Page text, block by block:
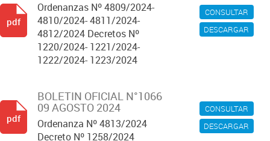
CONSULTAR
DESCARGAR
Ordenanzas Nº 4809/2024-
4810/2024- 4811/2024-
4812/2024 Decretos Nº
1220/2024- 1221/2024-
1222/2024- 1223/2024
pdf
CONSULTAR
DESCARGAR
BOLETIN OFICIAL N°1066
09 AGOSTO 2024
Ordenanza Nº 4813/2024
Decreto Nº 1258/2024
pdf